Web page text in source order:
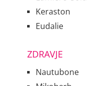
Keraston
Eudalie
ZDRAVJE
Nautubone